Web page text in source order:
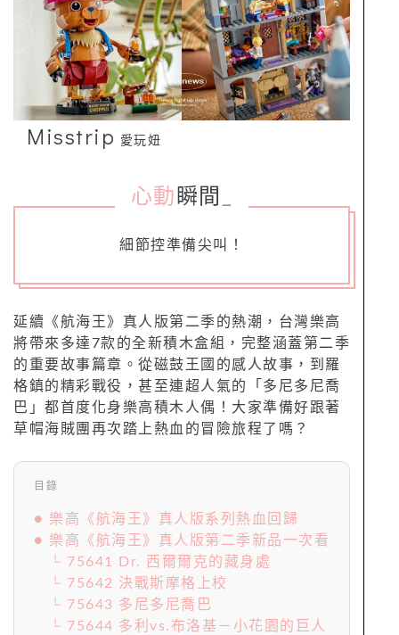
Misstrip 愛玩妞
心動 瞬間
細節控準備尖叫！
延續《航海王》真人版第二季的熱潮，台灣樂高
將帶來多達7款的全新積木盒組，完整涵蓋第二季
的重要故事篇章。從磁鼓王國的感人故事，到羅
格鎮的精彩戰役，甚至連超人氣的「多尼多尼喬
巴」都首度化身樂高積木人偶！大家準備好跟著
草帽海賊團再次踏上熱血的冒險旅程了嗎？
目錄
● 樂高《航海王》真人版系列熱血回歸
● 樂高《航海王》真人版第二季新品一次看
└ 75641 Dr. 西爾爾克的藏身處
└ 75642 決戰斯摩格上校
└ 75643 多尼多尼喬巴
└ 75644 多利vs.布洛基－小花園的巨人